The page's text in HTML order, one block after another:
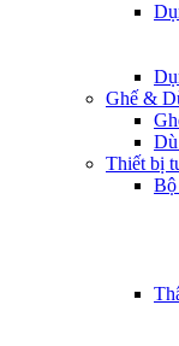
Ghế &
Thiết bị
Bộ